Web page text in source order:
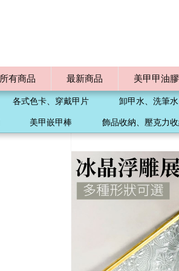
所有商品 最新商品 美甲甲油
各式色卡、穿戴甲片 卸甲水、洗筆
美甲嵌甲棒 飾品收納、壓克力